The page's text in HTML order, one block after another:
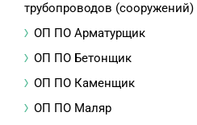
трубопроводов (сооружений)
ОП ПО Арматурщик
ОП ПО Бетонщик
ОП ПО Каменщик
ОП ПО Маляр